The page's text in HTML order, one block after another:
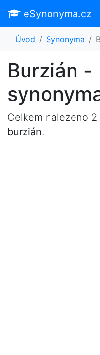
eSynonyma.cz
Úvod Synonyma
Burzián -
Celkem nalezeno
burzián.